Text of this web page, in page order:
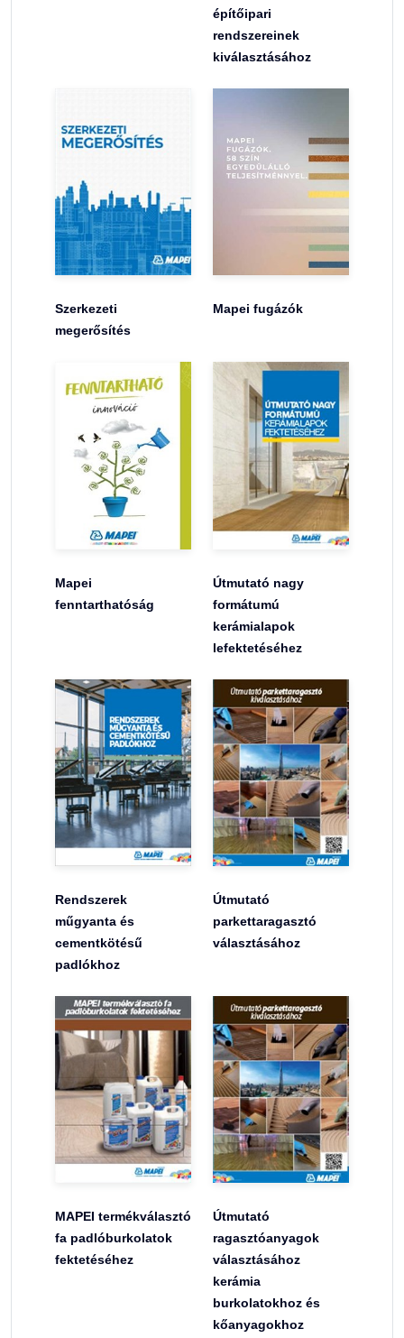
építőipari
rendszereinek
kiválasztásához
Szerkezeti
megerősítés
Mapei fugázók
Mapei
fenntarthatóság
Útmutató nagy
formátumú
kerámialapok
lefektetéséhez
Rendszerek
műgyanta és
cementkötésű
padlókhoz
Útmutató
parkettaragasztó
választásához
MAPEI termékválasztó
fa padlóburkolatok
fektetéséhez
Útmutató
ragasztóanyagok
választásához
kerámia
burkolatokhoz és
kőanyagokhoz